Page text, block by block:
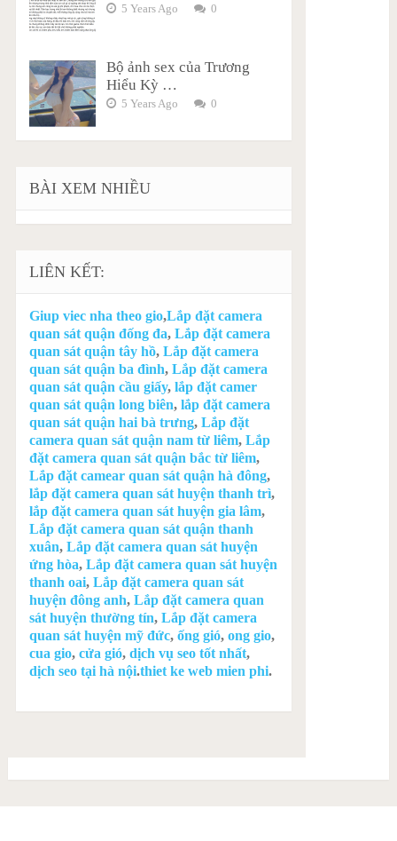
5 Years Ago 0
Bộ ảnh sex của Trương
Hiểu Kỳ …
5 Years Ago 0
BÀI XEM NHIỀU
LIÊN KẾT:
Giup viec nha theo gio,Lắp đặt camera
quan sát quận đống đa, Lắp đặt camera
quan sát quận tây hồ, Lắp đặt camera
quan sát quận ba đình, Lắp đặt camera
quan sát quận cầu giấy, lắp đặt camer
quan sát quận long biên, lắp đặt camera
quan sát quận hai bà trưng, Lắp đặt
camera quan sát quận nam từ liêm, Lắp
đặt camera quan sát quận bắc từ liêm,
Lắp đặt camear quan sát quận hà đông,
lắp đặt camera quan sát huyện thanh trì,
lắp đặt camera quan sát huyện gia lâm,
Lắp đặt camera quan sát quận thanh
xuân, Lắp đặt camera quan sát huyện
ứng hòa, Lắp đặt camera quan sát huyện
thanh oai, Lắp đặt camera quan sát
huyện đông anh, Lắp đặt camera quan
sát huyện thường tín, Lắp đặt camera
quan sát huyện mỹ đức, ống gió, ong gio,
cua gio, cửa gió, dịch vụ seo tốt nhất,
dịch seo tại hà nội.thiet ke web mien phi.